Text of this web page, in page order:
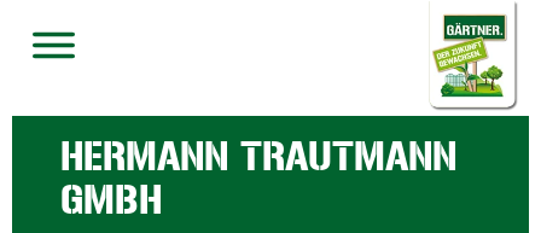
HERMANN TRAUTMANN
GMBH